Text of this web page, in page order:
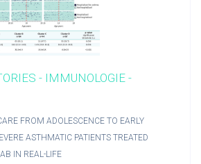
RCTs
- IMMUNOLOGIE -
FROM ADOLESCENCE TO EARLY
ASTHMATIC PATIENTS TREATED
IN REAL-LIFE